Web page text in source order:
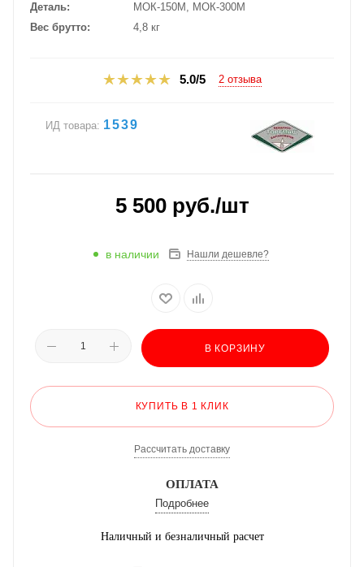
Деталь
МОК-150М, МОК-300М
Вес брутто
4,8 кг
5.0/5 2 отзыва
ИД товара: 1539
5 500руб./шт
в наличии Нашли дешевле?
В КОРЗИНУ
КУПИТЬ В 1 КЛИК
Рассчитать доставку
ОПЛАТА
Подробнее
Наличный и безналичный расчет